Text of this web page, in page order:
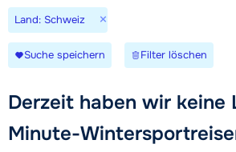
Land: Schweiz ×
Suche speichern Filter löschen
Derzeit haben wir keine
Minute-